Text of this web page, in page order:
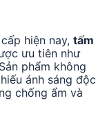
hiện nay, tấm
ưu tiên như
phẩm không
ánh sáng độc
chống ẩm và